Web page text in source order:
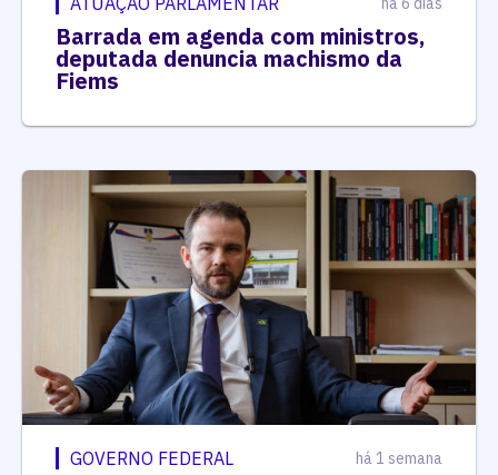
Barrada em agenda com ministros,
deputada denuncia machismo da
Fiems
GOVERNO FEDERAL há 1 semana